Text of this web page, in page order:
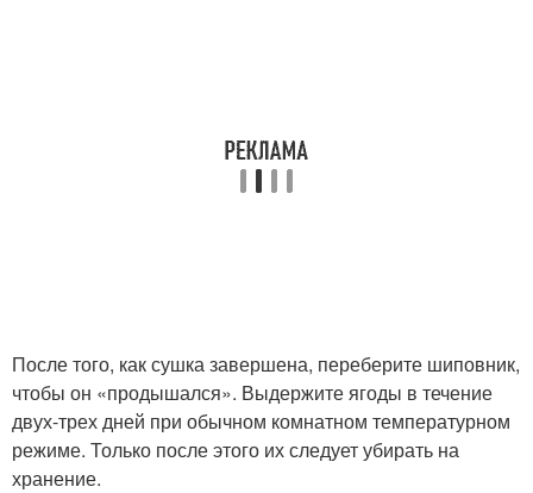
После того, как сушка завершена, переберите шиповник,
чтобы он «продышался». Выдержите ягоды в течение
двух-трех дней при обычном комнатном температурном
режиме. Только после этого их следует убирать на
хранение.